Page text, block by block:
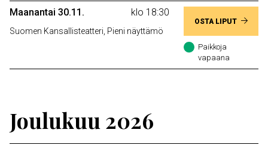
Maanantai 30.11. klo 18:30
Suomen Kansallisteatteri, Pieni näyttämö
OSTA LIPUT
Paikkoja
vapaana
Joulukuu 2026